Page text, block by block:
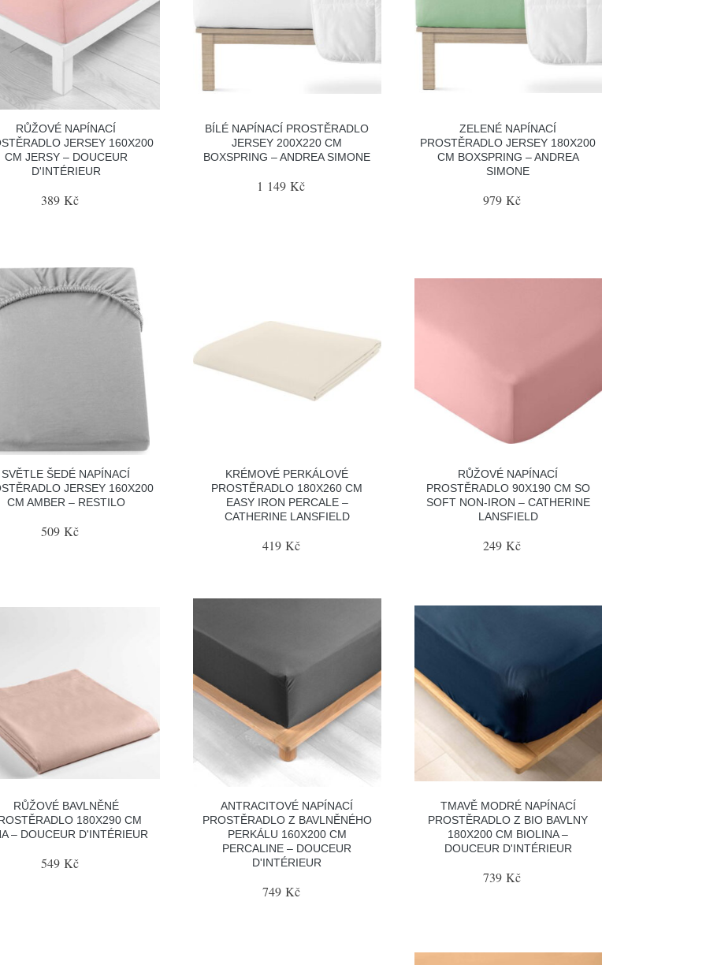
RŮŽOVÉ NAPÍNACÍ
JERSEY 160X200
CM JERSY – DOUCEUR
D'INTÉRIEUR
389 Kč
BÍLÉ NAPÍNACÍ PROSTĚRADLO
JERSEY 200X220 CM
BOXSPRING – ANDREA SIMONE
1 149 Kč
ZELENÉ NAPÍNACÍ
PROSTĚRADLO JERSEY 180X200
CM BOXSPRING – ANDREA
SIMONE
979 Kč
SVĚTLE ŠEDÉ NAPÍNACÍ
JERSEY 160X200
CM AMBER – RESTILO
509 Kč
KRÉMOVÉ PERKÁLOVÉ
PROSTĚRADLO 180X260 CM
EASY IRON PERCALE –
CATHERINE LANSFIELD
419 Kč
RŮŽOVÉ NAPÍNACÍ
PROSTĚRADLO 90X190 CM SO
SOFT NON-IRON – CATHERINE
LANSFIELD
249 Kč
RŮŽOVÉ BAVLNĚNÉ
180X290 CM
– DOUCEUR D'INTÉRIEUR
549 Kč
ANTRACITOVÉ NAPÍNACÍ
PROSTĚRADLO Z BAVLNĚNÉHO
PERKÁLU 160X200 CM
PERCALINE – DOUCEUR
D'INTÉRIEUR
749 Kč
TMAVĚ MODRÉ NAPÍNACÍ
PROSTĚRADLO Z BIO BAVLNY
180X200 CM BIOLINA –
DOUCEUR D'INTÉRIEUR
739 Kč